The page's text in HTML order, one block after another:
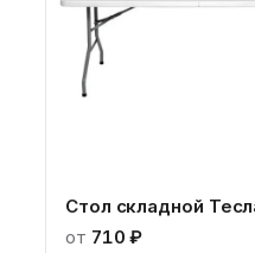
Стол складной
от 710 ₽